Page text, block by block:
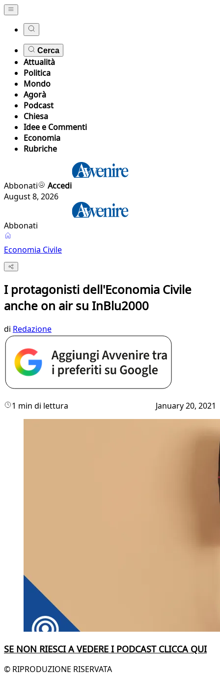
Cerca
Attualità
Politica
Mondo
Agorà
Podcast
Chiesa
Idee e Commenti
Economia
Rubriche
Abbonati
Accedi
August 8, 2026
Abbonati
Economia Civile
I protagonisti dell'Economia Civile
anche on air su InBlu2000
di Redazione
1 min di lettura January 20, 2021
SE NON RIESCI A VEDERE I PODCAST CLICCA QUI
© RIPRODUZIONE RISERVATA